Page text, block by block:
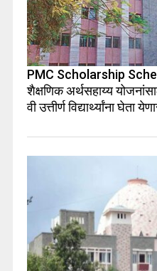
PMC Scholarship
शैक्षणिक अर्थसहाय्य
वी उत्तीर्ण विद्यार्थ्यांना घेता